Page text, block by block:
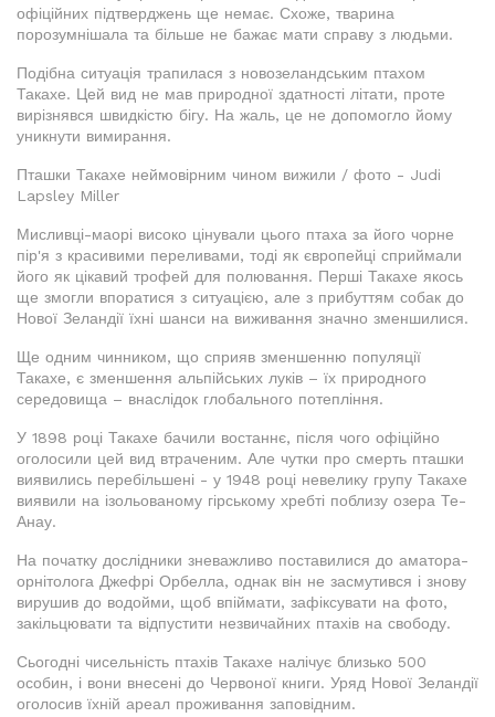
офіційних підтверджень ще немає. Схоже, тварина
порозумнішала та більше не бажає мати справу з людьми.
Подібна ситуація трапилася з новозеландським птахом
Такахе. Цей вид не мав природної здатності літати, проте
вирізнявся швидкістю бігу. На жаль, це не допомогло йому
уникнути вимирання.
Пташки Такахе неймовірним чином вижили / фото - Judi
Lapsley Miller
Мисливці-маорі високо цінували цього птаха за його чорне
пір'я з красивими переливами, тоді як європейці сприймали
його як цікавий трофей для полювання. Перші Такахе якось
ще змогли впоратися з ситуацією, але з прибуттям собак до
Нової Зеландії їхні шанси на виживання значно зменшилися.
Ще одним чинником, що сприяв зменшенню популяції
Такахе, є зменшення альпійських луків – їх природного
середовища – внаслідок глобального потепління.
У 1898 році Такахе бачили востаннє, після чого офіційно
оголосили цей вид втраченим. Але чутки про смерть пташки
виявились перебільшені - у 1948 році невелику групу Такахе
виявили на ізольованому гірському хребті поблизу озера Те-
Анау.
На початку дослідники зневажливо поставилися до аматора-
орнітолога Джефрі Орбелла, однак він не засмутився і знову
вирушив до водойми, щоб впіймати, зафіксувати на фото,
закільцювати та відпустити незвичайних птахів на свободу.
Сьогодні чисельність птахів Такахе налічує близько 500
особин, і вони внесені до Червоної книги. Уряд Нової Зеландії
оголосив їхній ареал проживання заповідним.